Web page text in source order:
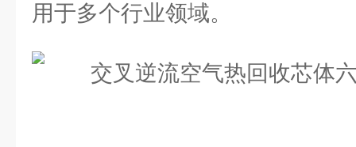
用于多个行业领域。